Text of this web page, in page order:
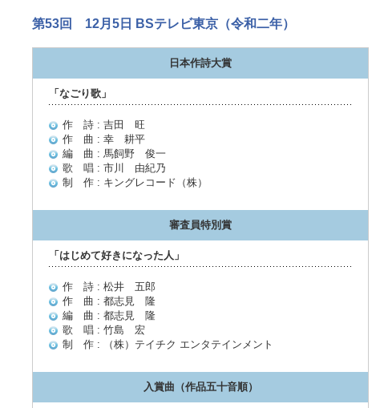
第53回 12月5日 BSテレビ東京（令和二年）
日本作詩大賞
「なごり歌」
作 詩 : 吉田 旺
作 曲 : 幸 耕平
編 曲 : 馬飼野 俊一
歌 唱 : 市川 由紀乃
制 作 : キングレコード（株）
審査員特別賞
「はじめて好きになった人」
作 詩 : 松井 五郎
作 曲 : 都志見 隆
編 曲 : 都志見 隆
歌 唱 : 竹島 宏
制 作 : （株）テイチク エンタテインメント
入賞曲（作品五十音順）